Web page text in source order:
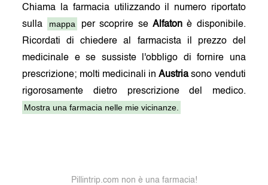
Chiama la farmacia utilizzando il numero riportato
sulla
mappa per scoprire se Alfatonè disponibile.
Ricordati di chiedere al farmacista il prezzo del
medicinale e se sussiste l'obbligo di fornire una
prescrizione; molti medicinali inAustriasono venduti
rigorosamente dietro prescrizione del medico.
Mostra una farmacia nelle mie vicinanze.
Pillintrip.com non è una farmacia!